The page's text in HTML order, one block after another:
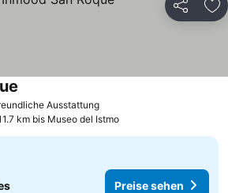
Teilen
AusstattungPreise sehen
km bis Museo del Istmo
Preise sehen